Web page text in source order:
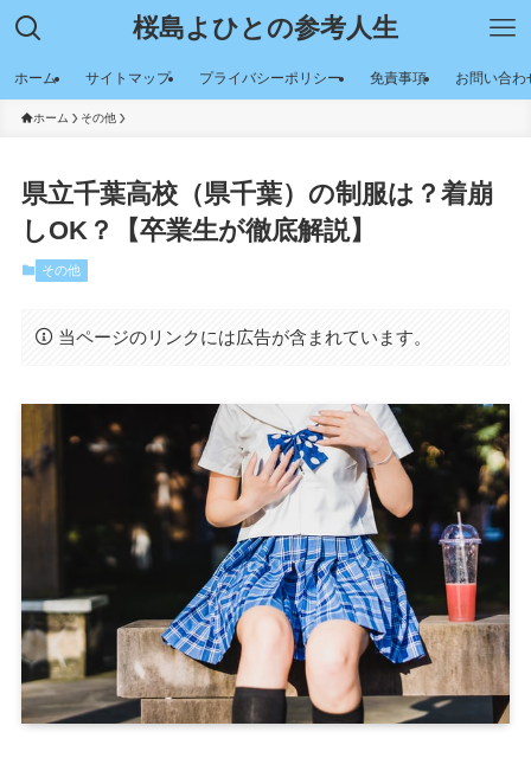
桜島よひとの参考人生
ホーム サイトマップ プライバシーポリシー 免責事項 お問い合わ
ホーム その他
県立千葉高校（県千葉）の制服は？着崩
しOK？【卒業生が徹底解説】
その他
当ページのリンクには広告が含まれています。